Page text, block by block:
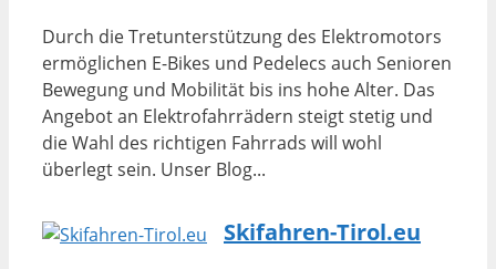
Durch die Tretunterstützung des Elektromotors
ermöglichen E-Bikes und Pedelecs auch Senioren
Bewegung und Mobilität bis ins hohe Alter. Das
Angebot an Elektrofahrrädern steigt stetig und
die Wahl des richtigen Fahrrads will wohl
überlegt sein. Unser Blog...
Skifahren-Tirol.eu